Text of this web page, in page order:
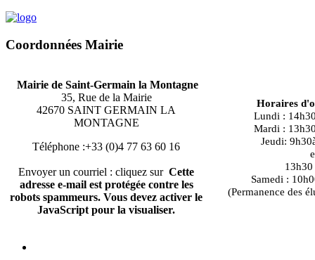
Coordonnées Mairie
Mairie de Saint-Germain la Montagne
35, Rue de la Mairie
42670 SAINT GERMAIN LA
MONTAGNE
Téléphone :+33 (0)4 77 63 60 16
Envoyer un courriel : cliquez sur Cette
adresse e-mail est protégée contre les
robots spammeurs. Vous devez activer le
JavaScript pour la visualiser.
Horaires
Lundi :
Mardi :
Jeudi:
13h30 à
Samedi :
(Permanence des